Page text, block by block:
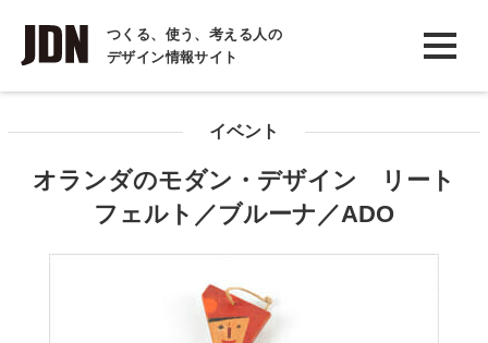
つくる、使う、考える人の
デザイン情報サイト
INTERVIEW
インタビュー
COLUMN
イベント
オランダのモダン・デザイン リート
フェルト／ブルーナ／ADO